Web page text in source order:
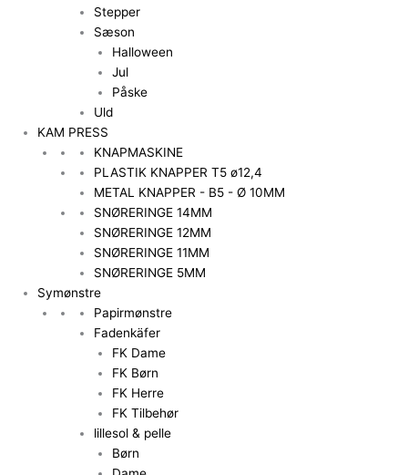
Stepper
Sæson
Halloween
Jul
Påske
Uld
KAM PRESS
KNAPMASKINE
PLASTIK KNAPPER T5 ø12,4
METAL KNAPPER - B5 - Ø 10MM
SNØRERINGE 14MM
SNØRERINGE 12MM
SNØRERINGE 11MM
SNØRERINGE 5MM
Symønstre
Papirmønstre
Fadenkäfer
FK Dame
FK Børn
FK Herre
FK Tilbehør
lillesol & pelle
Børn